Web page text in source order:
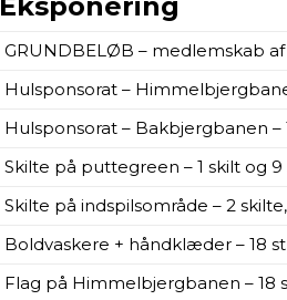
GRUNDBELØB – medlemskab
Hulsponsorat –
Hulsponsorat – Bakbjergbanen
Skilte på puttegreen – 1 skilt og 9
Skilte på indspilsområde – 2
Boldvaskere + håndklæder – 18
Flag på Himmelbjergbanen – 18